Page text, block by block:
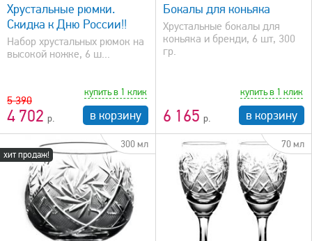
Хрустальные рюмки.
Скидка к Дню России!!
Набор хрустальных рюмок на
высокой ножке, 6 ш...
5 390
4 702
купить в 1 клик
в корзину
Бокалы для коньяка
Хрустальные бокалы для
коньяка и бренди, 6 шт, 300
гр.
6 165
купить в 1 клик
в корзину
хит продаж!
300 мл 70 мл